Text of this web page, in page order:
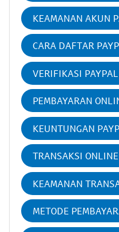
KEAMANAN AKUN
CARA DAFTAR
VERIFIKASI PAYPAL
PEMBAYARAN
KEUNTUNGAN
TRANSAKSI ONLINE
KEAMANAN
METODE